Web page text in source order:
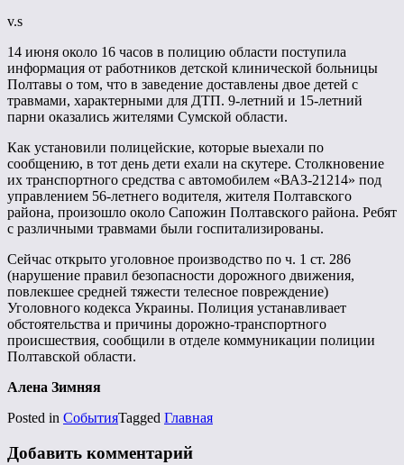
v.s
14 июня около 16 часов в полицию области поступила
информация от работников детской клинической больницы
Полтавы о том, что в заведение доставлены двое детей с
травмами, характерными для ДТП. 9-летний и 15-летний
парни оказались жителями Сумской области.
Как установили полицейские, которые выехали по
сообщению, в тот день дети ехали на скутере. Столкновение
их транспортного средства с автомобилем «ВАЗ-21214» под
управлением 56-летнего водителя, жителя Полтавского
района, произошло около Сапожин Полтавского района. Ребят
с различными травмами были госпитализированы.
Сейчас открыто уголовное производство по ч. 1 ст. 286
(нарушение правил безопасности дорожного движения,
повлекшее средней тяжести телесное повреждение)
Уголовного кодекса Украины. Полиция устанавливает
обстоятельства и причины дорожно-транспортного
происшествия, сообщили в отделе коммуникации полиции
Полтавской области.
Алена Зимняя
Posted in СобытияTagged Главная
Добавить комментарий